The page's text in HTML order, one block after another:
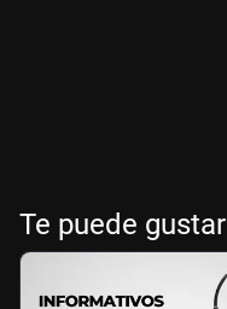
Te puede gustar